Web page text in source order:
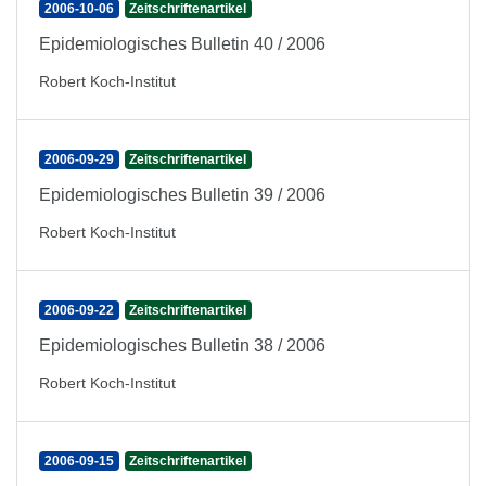
2006-10-06 Zeitschriftenartikel
Epidemiologisches Bulletin 40 / 2006
Robert Koch-Institut
2006-09-29 Zeitschriftenartikel
Epidemiologisches Bulletin 39 / 2006
Robert Koch-Institut
2006-09-22 Zeitschriftenartikel
Epidemiologisches Bulletin 38 / 2006
Robert Koch-Institut
2006-09-15 Zeitschriftenartikel